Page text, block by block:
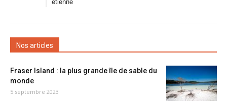
etienne
Nos articles
Fraser Island : la plus grande île de sable du
monde
5 septembre 2023